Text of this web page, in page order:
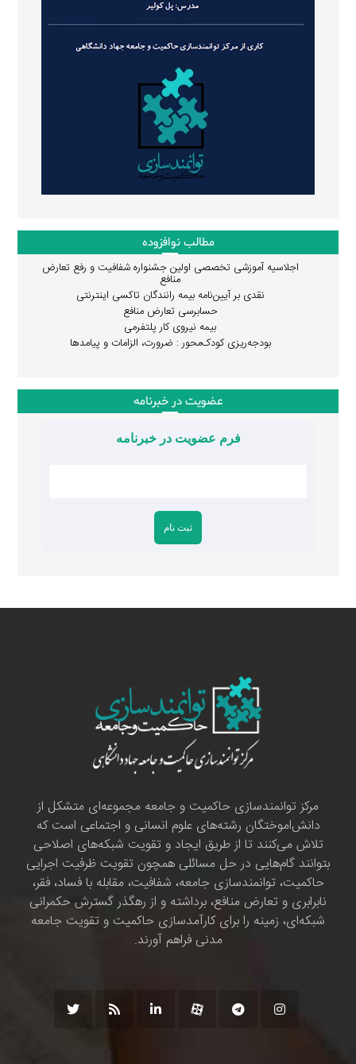
مطالب نوافزوده
اجلاسیه آموزشی تخصصی اولین جشنواره شفافیت و رفع تعارض
منافع
نقدی بر آیین‌نامه بیمه رانندگان تاکسی اینترنتی
حسابرسی تعارض منافع
بیمه نیروی کار پلتفرمی
بودجه‌ریزی کودک‌محور : ضرورت، الزامات و پیامدها
عضویت در خبرنامه
فرم عضویت در خبرنامه
مرکز توانمندسازی حاکمیت و جامعه مجموعه‌ای متشکل از
دانش‌اموختگان رشته‌های علوم انسانی و اجتماعی است که
تلاش می‌کنند تا از طریق ایجاد و تقویت شبکه‌های اصلاحی
بتوانند گام‌هایی در حل مسائلی همچون تقویت ظرفیت اجرایی
حاکمیت، توانمندسازی جامعه، شفافیت، مقابله با فساد، فقر،
نابرابری و تعارض منافع، برداشته و از رهگذر گسترش حکمرانی
شبکه‌ای، زمینه را برای کارآمدسازی حاکمیت و تقویت جامعه
مدنی فراهم آورند.